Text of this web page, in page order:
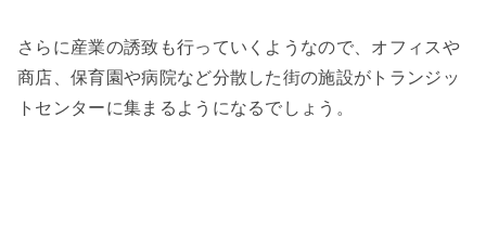
さらに産業の誘致も行っていくようなので、オフィスや
商店、保育園や病院など分散した街の施設がトランジッ
トセンターに集まるようになるでしょう。